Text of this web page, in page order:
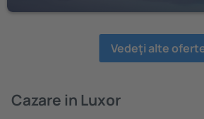
Vedeţi alte
Cazare in Luxor